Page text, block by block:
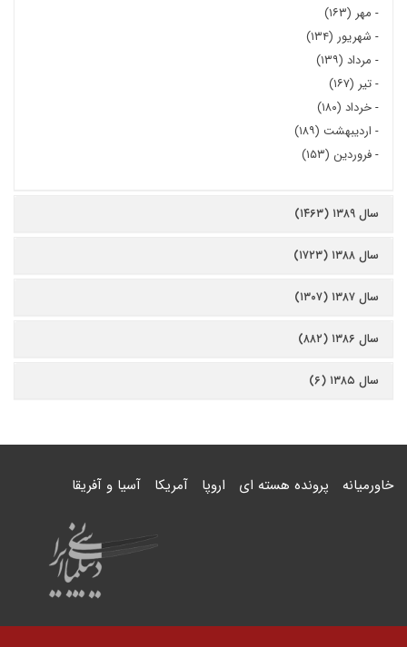
- مهر (۱۶۳)
- شهریور (۱۳۴)
- مرداد (۱۳۹)
-تیر (۱۶۷)
-خرداد (۱۸۰)
- اردیبهشت (۱۸۹)
-فروردین (۱۵۳)
سال ۱۳۸۹ (۱۴۶۳)
سال ۱۳۸۸ (۱۷۲۳)
سال ۱۳۸۷ (۱۳۰۷)
سال ۱۳۸۶ (۸۸۲)
سال ۱۳۸۵ (۶)
خاورمیانه پرونده هسته ای اروپا آمریکا آسیا و آفریقا